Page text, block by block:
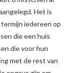
Het is
iedereen op
die een huis
die voor hun
met de rest van